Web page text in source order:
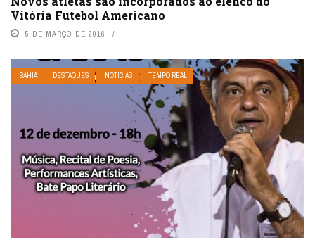
Vitória Futebol Americano
5 DE MARÇO DE 2016
BAHIA DESTAQUES NOTÍCIAS TEMPO REAL